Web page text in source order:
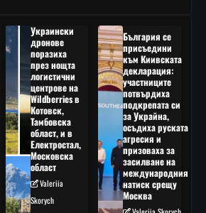
Украински
дронове
поразиха
през нощта
логистични
центрове на
Wildberries в
Котовск,
Тамбовска
област, и в
Електростал,
Московска
област
Valeriia
Skorych
България се
присъедини
към Киивската
декларация:
участниците
потвърдиха
подкрепата си
за Украйна,
осъдиха руската
агресия и
призоваха за
засилване на
международния
натиск срещу
Москва